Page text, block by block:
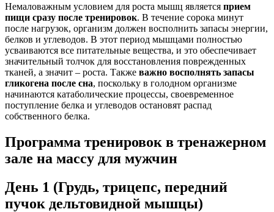
Немаловажным условием для роста мышц является прием
пищи сразу после тренировок. В течение сорока минут
после нагрузок, организм должен восполнить запасы энергии,
белков и углеводов. В этот период мышцами полностью
усваиваются все питательные вещества, и это обеспечивает
значительный толчок для восстановления поврежденных
тканей, а значит – роста. Также важно восполнять запасы
гликогена после сна, поскольку в голодном организме
начинаются катаболические процессы, своевременное
поступление белка и углеводов остановят распад
собственного белка.
Программа тренировок в тренажерном
зале на массу для мужчин
День 1 (Грудь, трицепс, передний
пучок дельтовидной мышцы)